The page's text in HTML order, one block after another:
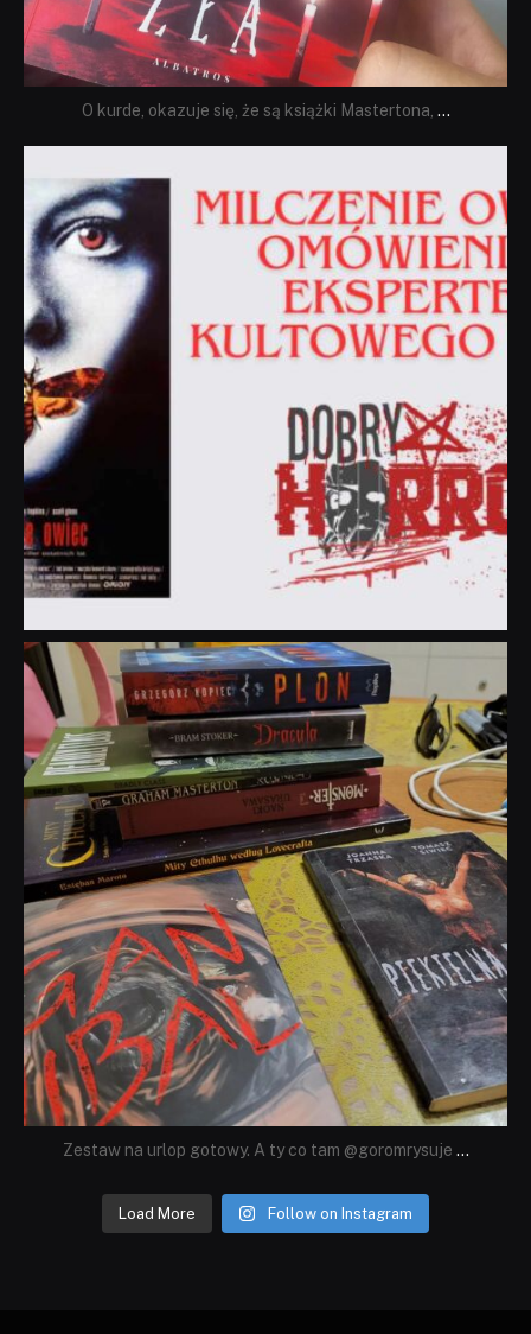
O kurde, okazuje się, że są książki Mastertona, ...
dobryhorror
Lip 31
Zestaw na urlop gotowy. A ty co tam @goromrysuje ...
Load More Follow on Instagram